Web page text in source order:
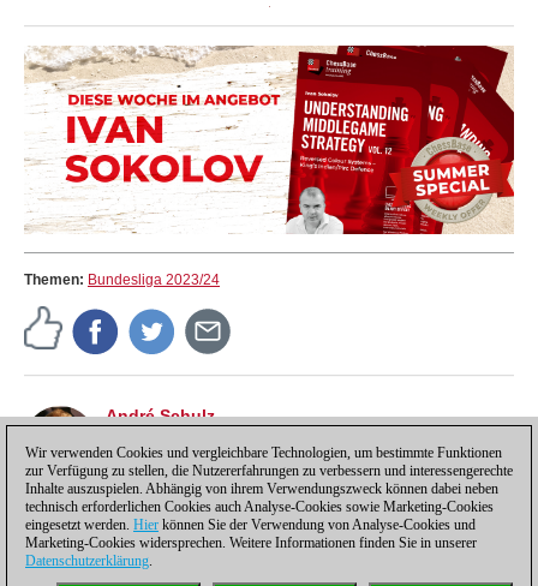
Themen: Bundesliga 2023/24
André Schulz
der Redakteur der deutschsprachigen ChessBase
Schachnachrichten-Seite.
Wir verwenden Cookies und vergleichbare Technologien, um bestimmte Funktionen
zur Verfügung zu stellen, die Nutzererfahrungen zu verbessern und interessengerechte
Inhalte auszuspielen. Abhängig von ihrem Verwendungszweck können dabei neben
technisch erforderlichen Cookies auch Analyse-Cookies sowie Marketing-Cookies
eingesetzt werden. Hier können Sie der Verwendung von Analyse-Cookies und
Marketing-Cookies widersprechen. Weitere Informationen finden Sie in unserer
Datenschutzerklärung.